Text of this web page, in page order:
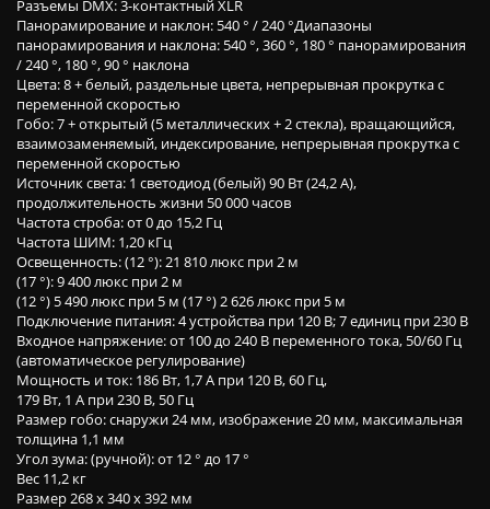
Разъемы DMX: 3-контактный XLR
Панорамирование и наклон: 540 ° / 240 °Диапазоны
панорамирования и наклона: 540 °, 360 °, 180 ° панорамирования
/ 240 °, 180 °, 90 ° наклона
Цвета: 8 + белый, раздельные цвета, непрерывная прокрутка с
переменной скоростью
Гобо: 7 + открытый (5 металлических + 2 стекла), вращающийся,
взаимозаменяемый, индексирование, непрерывная прокрутка с
переменной скоростью
Источник света: 1 светодиод (белый) 90 Вт (24,2 А),
продолжительность жизни 50 000 часов
Частота строба: от 0 до 15,2 Гц
Частота ШИМ: 1,20 кГц
Освещенность: (12 °): 21 810 люкс при 2 м
(17 °): 9 400 люкс при 2 м
(12 °) 5 490 люкс при 5 м (17 °) 2 626 люкс при 5 м
Подключение питания: 4 устройства при 120 В; 7 единиц при 230 В
Входное напряжение: от 100 до 240 В переменного тока, 50/60 Гц
(автоматическое регулирование)
Мощность и ток: 186 Вт, 1,7 А при 120 В, 60 Гц,
179 Вт, 1 А при 230 В, 50 Гц
Размер гобо: снаружи 24 мм, изображение 20 мм, максимальная
толщина 1,1 мм
Угол зума: (ручной): от 12 ° до 17 °
Вес 11,2 кг
Размер 268 х 340 х 392 мм